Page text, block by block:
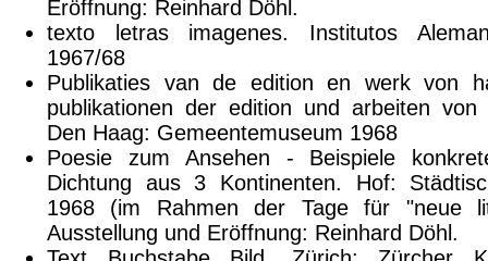
Eröffnung: Reinhard Döhl.
texto letras imagenes. Institutos
1967/68
Publikaties van de edition en werk von
publikationen der edition und arbeiten von
Den Haag: Gemeentemuseum 1968
Poesie zum Ansehen - Beispiele
Dichtung aus 3 Kontinenten. Hof:
1968 (im Rahmen der Tage für "neue
Ausstellung und Eröffnung: Reinhard Döhl.